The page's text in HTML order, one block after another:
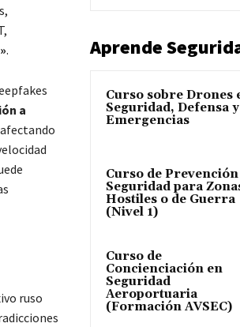
.
a
ruso
Aprende
Curso sobre Drones
Seguridad, Defensa y
Emergencias
Curso de
Seguridad para
Hostiles o de Guerra
(Nivel 1)
Curso de
Concienciación en
Seguridad
Aeroportuaria
(Formación AVSEC)